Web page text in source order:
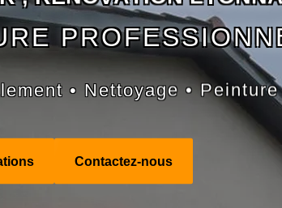
• Nettoyage • Peinture
Contactez-nous